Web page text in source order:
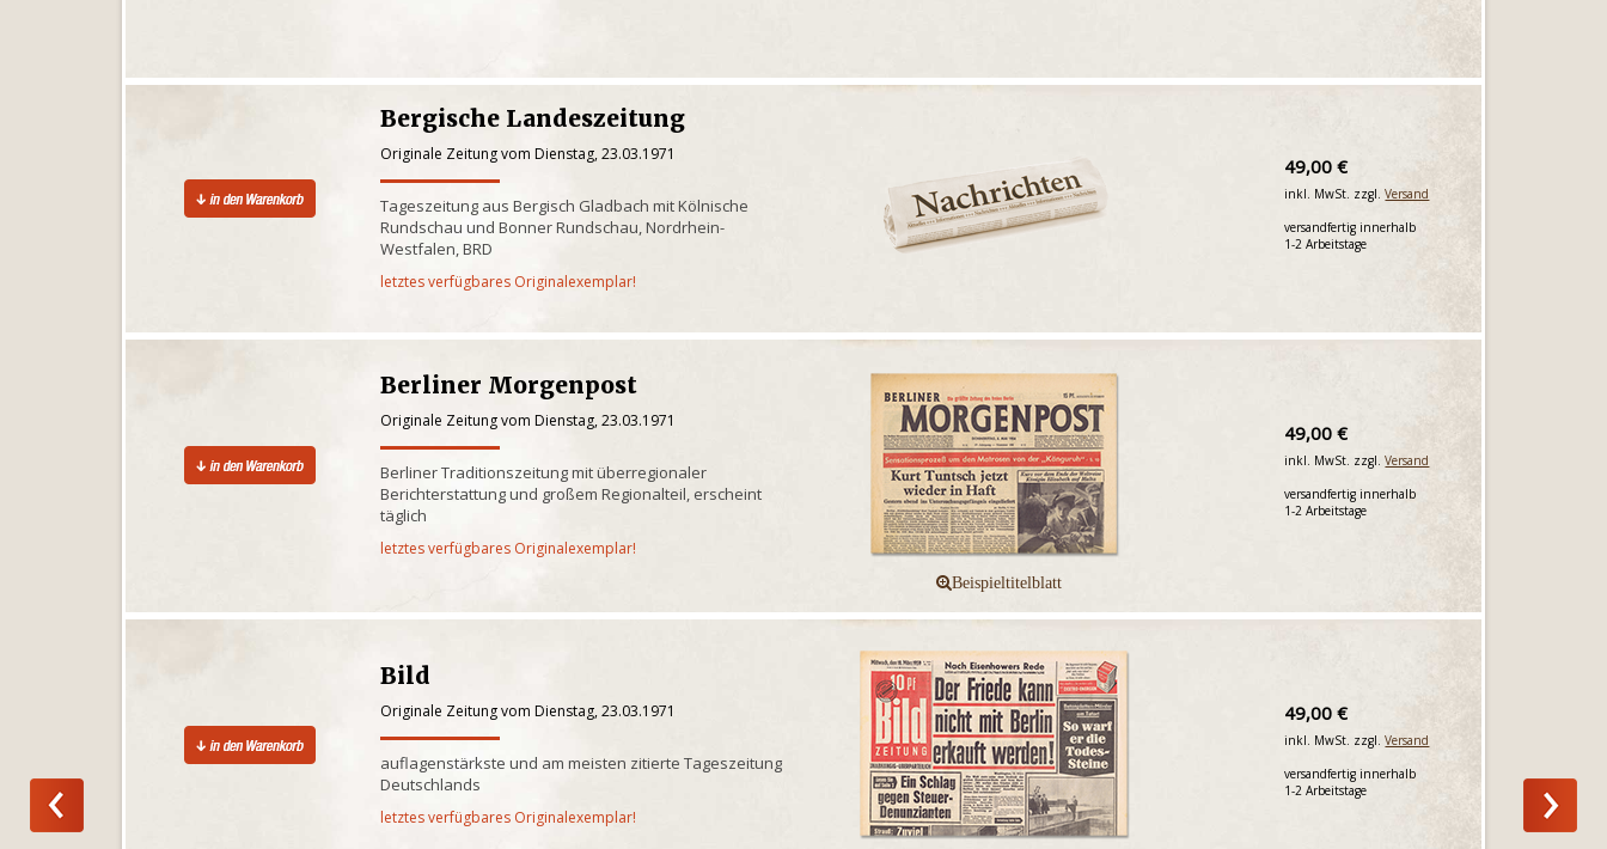
Bergische Landeszeitung
Originale Zeitung vom Dienstag, 23.03.1971
Tageszeitung aus Bergisch Gladbach mit Kölnische
Rundschau und Bonner Rundschau, Nordrhein-
Westfalen, BRD
letztes verfügbares Originalexemplar!
49,00 €
inkl. MwSt. zzgl.Versand
versandfertig innerhalb
1-2 Arbeitstage
Berliner Morgenpost
Originale Zeitung vom Dienstag, 23.03.1971
Berliner Traditionszeitung mit überregionaler
Berichterstattung und großem Regionalteil, erscheint
täglich
letztes verfügbares Originalexemplar!
49,00 €
inkl. MwSt. zzgl.Versand
versandfertig innerhalb
1-2 Arbeitstage
Bild
Originale Zeitung vom Dienstag, 23.03.1971
auflagenstärkste und am meisten zitierte Tageszeitung
Deutschlands
letztes verfügbares Originalexemplar!
49,00 €
inkl. MwSt. zzgl.Versand
versandfertig innerhalb
1-2 Arbeitstage